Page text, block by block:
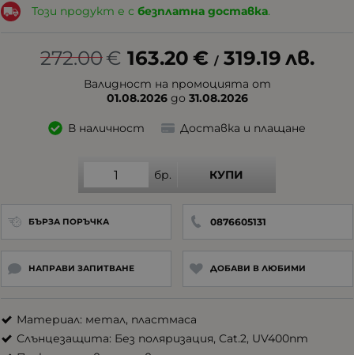
Този продукт е с безплатна доставка.
272.00€ 163.20 € / 319.19 лв.
Валидност на промоцията от
01.08.2026 до 31.08.2026
В наличност Доставка и плащане
бр. КУПИ
БЪРЗА ПОРЪЧКА 0876605131
НАПРАВИ ЗАПИТВАНЕ ДОБАВИ В ЛЮБИМИ
Материал: метал, пластмаса
Слънцезащита: Без поляризация, Cat.2, UV400nm